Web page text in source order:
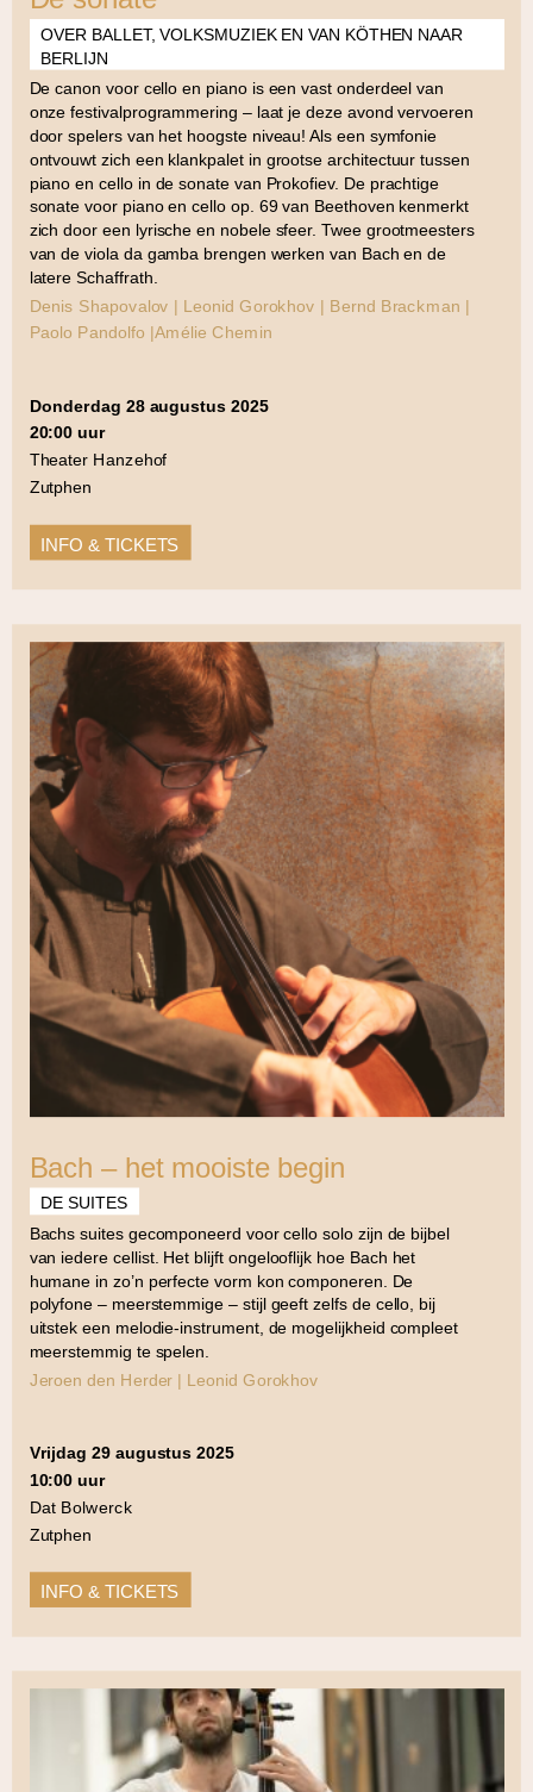
OVER BALLET, VOLKSMUZIEK EN VAN KÖTHEN NAAR
BERLIJN
De canon voor cello en piano is een vast onderdeel van
onze festivalprogrammering – laat je deze avond vervoeren
door spelers van het hoogste niveau! Als een symfonie
ontvouwt zich een klankpalet in grootse architectuur tussen
piano en cello in de sonate van Prokofiev. De prachtige
sonate voor piano en cello op. 69 van Beethoven kenmerkt
zich door een lyrische en nobele sfeer. Twee grootmeesters
van de viola da gamba brengen werken van Bach en de
latere Schaffrath.
Denis Shapovalov | Leonid Gorokhov | Bernd Brackman |
Paolo Pandolfo |Amélie Chemin
donderdag 28 augustus 2025
20:00 uur
Theater Hanzehof
Zutphen
INFO & TICKETS
Bach – het mooiste begin
DE SUITES
Bachs suites gecomponeerd voor cello solo zijn de bijbel
van iedere cellist. Het blijft ongelooflijk hoe Bach het
humane in zo’n perfecte vorm kon componeren. De
polyfone – meerstemmige – stijl geeft zelfs de cello, bij
uitstek een melodie-instrument, de mogelijkheid compleet
meerstemmig te spelen.
Jeroen den Herder | Leonid Gorokhov
vrijdag 29 augustus 2025
10:00 uur
Dat Bolwerck
Zutphen
INFO & TICKETS